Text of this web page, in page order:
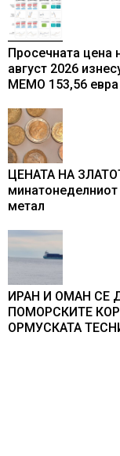
Просечната цена
август 2026
МЕМО 153,56 евра
ЦЕНАТА НА
метал
ИРАН И ОМАН СЕ
ПОМОРСКИТЕ
ОРМУСКАТА